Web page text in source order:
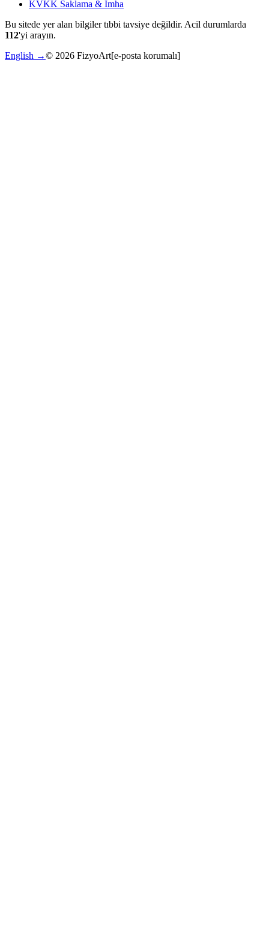
KVKK Saklama & İmha
Bu sitede yer alan bilgiler tıbbi tavsiye değildir. Acil durumlarda
112'yi arayın.
English →© 2026 FizyoArt[e-posta korumalı]